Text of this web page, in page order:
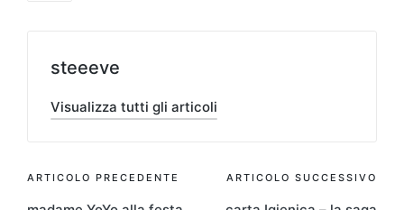
steeeve
Visualizza tutti gli articoli
Navigazione
ARTICOLO PRECEDENTE ARTICOLO SUCCESSIVO